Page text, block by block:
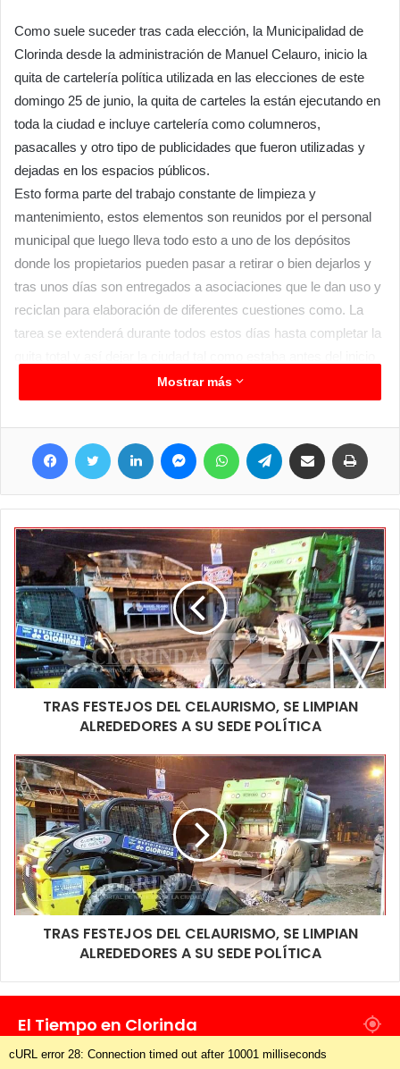
Como suele suceder tras cada elección, la Municipalidad de
Clorinda desde la administración de Manuel Celauro, inicio la
quita de cartelería política utilizada en las elecciones de este
domingo 25 de junio, la quita de carteles la están ejecutando en
toda la ciudad e incluye cartelería como columneros,
pasacalles y otro tipo de publicidades que fueron utilizadas y
dejadas en los espacios públicos.
Esto forma parte del trabajo constante de limpieza y
mantenimiento, estos elementos son reunidos por el personal
municipal que luego lleva todo esto a uno de los depósitos
donde los propietarios pueden pasar a retirar o bien dejarlos y
tras unos días son entregados a asociaciones que le dan uso y
reciclan para elaboración de diferentes cuestiones como. La
tarea se extenderá durante todos estos días hasta completar la
del proceso publicitario político.Mostrar más
Facebook Twitter LinkedIn MessengerWhatsApp Telegram Compartir por correo electrónico
TRAS FESTEJOS DEL CELAURISMO, SE LIMPIAN
ALREDEDORES A SU SEDE POLÍTICA
TRAS FESTEJOS DEL CELAURISMO, SE LIMPIAN
ALREDEDORES A SU SEDE POLÍTICA
El Tiempo en Clorinda
cURL error 28: Connection timed out after 10001 milliseconds